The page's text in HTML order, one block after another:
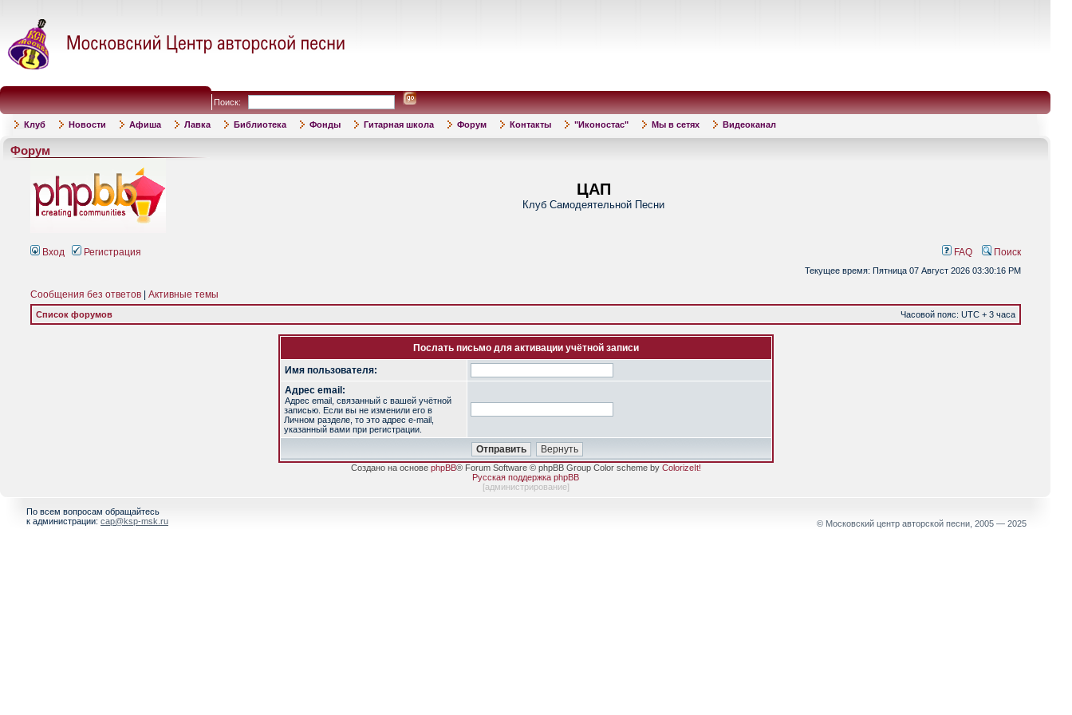
Поиск:
Клуб Новости Афиша Лавка Библиотека Фонды Гитарная школа Форум Контакты "Иконостас" Мы в сетях Видеоканал
Форум
ЦАП
Клуб Самодеятельной Песни
Вход Регистрация FAQ Поиск
Текущее время: Пятница 07 Август 2026 03:30:16 PM
Сообщения без ответов Активные темы
Список форумов Часовой пояс: UTC + 3 часа
Послать письмо для активации учётной записи
Имя пользователя:
Адрес email:
Адрес email, связанный с вашей учётной
записью. Если вы не изменили его в
Личном разделе, то это адрес e-mail,
указанный вами при регистрации.
Создано на основе phpBB® Forum Software © phpBB Group Color scheme by ColorizeIt!
Русская поддержка phpBB
[администрирование]
По всем вопросам обращайтесь
к администрации: cap@ksp-msk.ru © Московский центр авторской песни, 2005 — 2025